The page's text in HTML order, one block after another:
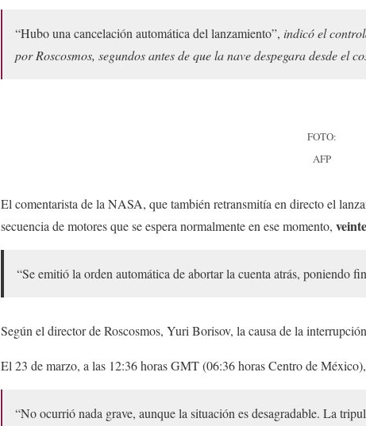
“Hubo una cancelación automática del lanzamiento”, indicó el
por Roscosmos, segundos antes de que la nave despegara desde el
FOTO:
AFP
El comentarista de la NASA, que también retransmitía en directo el
secuencia de motores que se espera normalmente en ese momento,
“Se emitió la orden automática de abortar la cuenta atrás, poniendo
Según el director de Roscosmos, Yuri Borisov, la causa de la
El 23 de marzo, a las 12:36 horas GMT (06:36 horas Centro de
“No ocurrió nada grave, aunque la situación es desagradable. La